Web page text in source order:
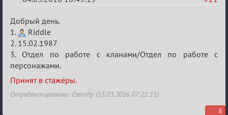
Re:
Заявки
в
Авторитеты²
Добрый день.
1.
Riddle
2. 15.02.1987
3. Отдел по работе с кланами/Отдел по работе с
персонажами.
Принят в стажёры.
Отредактировано: Eternity (13.03.2016 07:21:11)
8